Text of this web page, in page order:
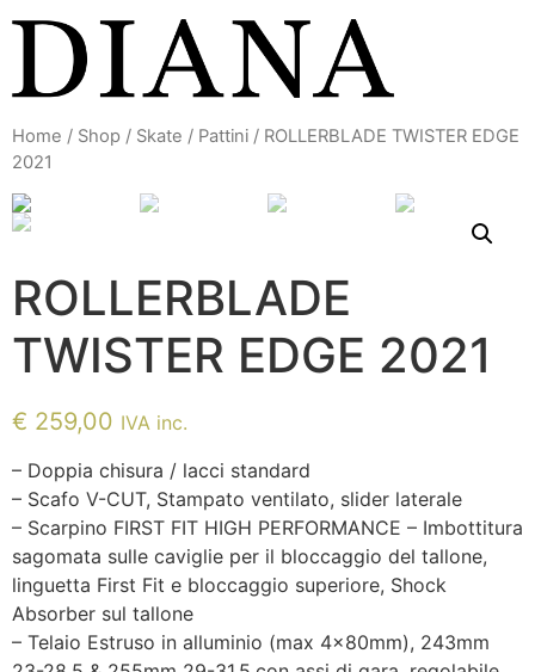
contenuto
Home / Shop / Skate / Pattini / ROLLERBLADE TWISTER EDGE
2021
ROLLERBLADE
TWISTER EDGE 2021
€ 259,00 IVA inc.
– Doppia chisura / lacci standard
– Scafo V-CUT, Stampato ventilato, slider laterale
– Scarpino FIRST FIT HIGH PERFORMANCE – Imbottitura
sagomata sulle caviglie per il bloccaggio del tallone,
linguetta First Fit e bloccaggio superiore, Shock
Absorber sul tallone
– Telaio Estruso in alluminio (max 4x80mm), 243mm